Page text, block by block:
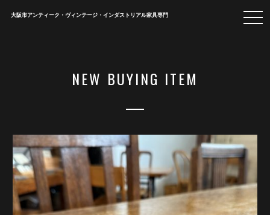
大阪市アンティーク・ヴィンテージ・インダストリアル家具専門
NEW BUYING ITEM